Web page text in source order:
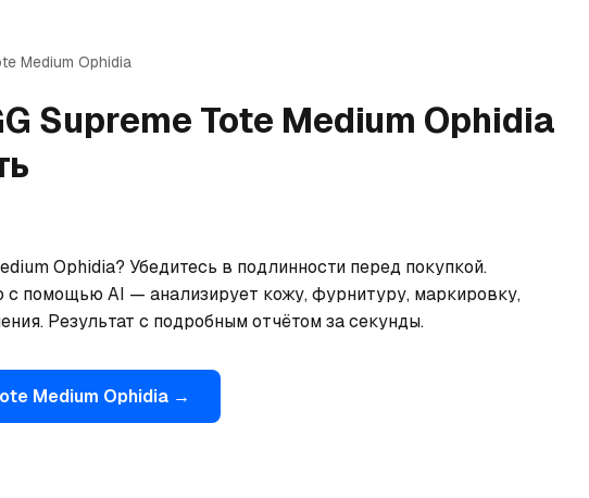
Medium Ophidia
Supreme Tote Medium Ophidia
Ophidia? Убедитесь в подлинности перед покупкой.
с помощью AI — анализирует кожу, фурнитуру, маркировку,
Результат с подробным отчётом за секунды.
Medium Ophidia →